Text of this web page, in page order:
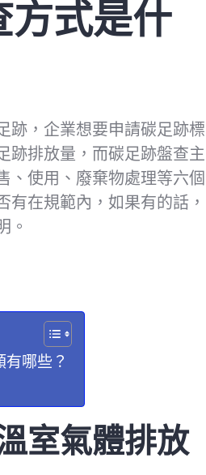
式是什
跡，企業想要申請碳足跡標
跡排放量，而碳足跡盤查主
、使用、廢棄物處理等六個
有在規範內，如果有的話，
。
哪些？
室氣體排放